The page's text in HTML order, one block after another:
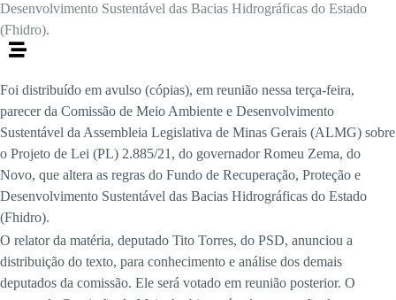
Desenvolvimento Sustentável das Bacias Hidrográficas do Estado
(Fhidro).
Foi distribuído em avulso (cópias), em reunião nessa terça-feira,
parecer da Comissão de Meio Ambiente e Desenvolvimento
Sustentável da Assembleia Legislativa de Minas Gerais (ALMG) sobre
o Projeto de Lei (PL) 2.885/21, do governador Romeu Zema, do
Novo, que altera as regras do Fundo de Recuperação, Proteção e
Desenvolvimento Sustentável das Bacias Hidrográficas do Estado
(Fhidro).
O relator da matéria, deputado Tito Torres, do PSD, anunciou a
distribuição do texto, para conhecimento e análise dos demais
deputados da comissão. Ele será votado em reunião posterior. O